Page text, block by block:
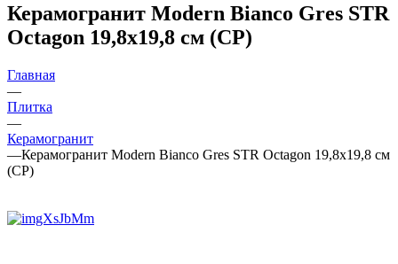
Керамогранит Modern Bianco Gres STR
Octagon 19,8x19,8 см (CP)
Главная
—
Плитка
—
Керамогранит
—Керамогранит Modern Bianco Gres STR Octagon 19,8x19,8 см
(CP)